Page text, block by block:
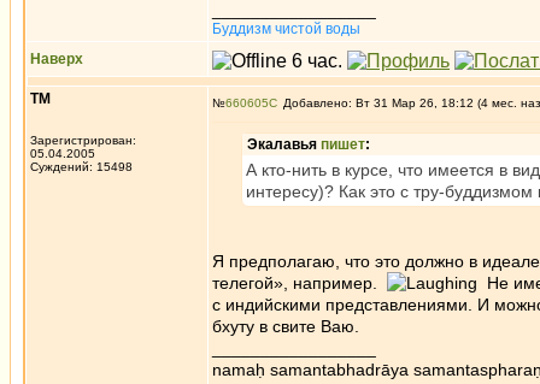
Буддизм чистой воды
Наверх
ТМ
Зарегистрирован:
05.04.2005
Суждений: 15498
№660605 Добавлено: Вт 31 Мар 26, 18:12 (4 мес.
Экалавья пишет:
А кто-нить в курсе, что имеется в
интересу)? Как это с тру-буддизмом
Я предполагаю, что это должно в
телегой», например.
Не
с индийскими представлениями. И
бхуту в свите Ваю.
namaḥ samantabhadrāya